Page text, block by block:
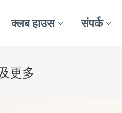
क्लब हाउस संपर्क
更多